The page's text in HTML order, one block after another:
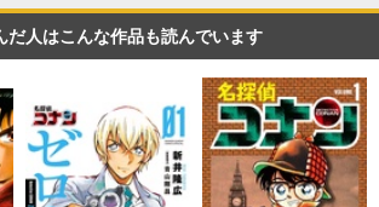
必要ポイント：530
購入する
だ人はこんな作品も読んでいます